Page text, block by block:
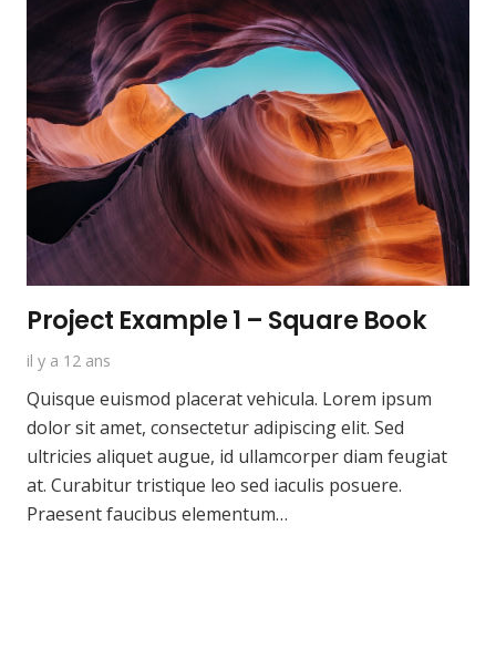
Project Example 1 – Square Book
il y a 12 ans
Quisque euismod placerat vehicula. Lorem ipsum
dolor sit amet, consectetur adipiscing elit. Sed
ultricies aliquet augue, id ullamcorper diam feugiat
at. Curabitur tristique leo sed iaculis posuere.
Praesent faucibus elementum…